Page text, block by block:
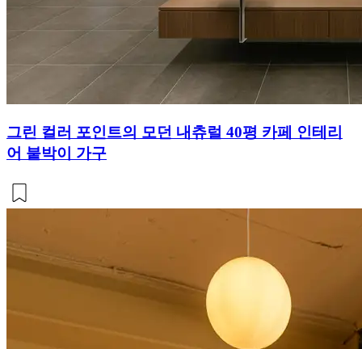
그린 컬러 포인트의 모던 내츄럴 40평 카페 인테리
어 붙박이 가구